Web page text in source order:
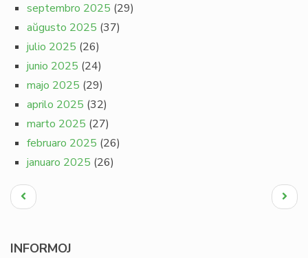
septembro 2025 (29)
aŭgusto 2025 (37)
julio 2025 (26)
junio 2025 (24)
majo 2025 (29)
aprilo 2025 (32)
marto 2025 (27)
februaro 2025 (26)
januaro 2025 (26)
Pagination
Antaŭa
paĝo
Next
page
INFORMOJ